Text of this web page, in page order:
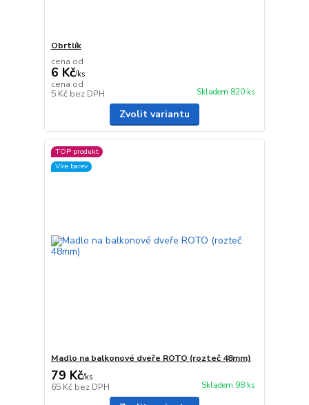
Obrtlík
cena od
6 Kč/ks
cena od
5 Kč bez DPH Skladem 820 ks
Zvolit variantu
TOP produkt
Více barev
Madlo na balkonové dveře ROTO (rozteč 48mm)
79 Kč/ks
65 Kč bez DPH Skladem 98 ks